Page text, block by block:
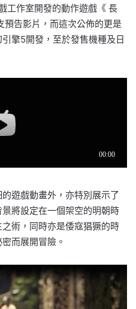
工作室開發的動作遊戲《 長
預告影片，而這次公佈的更是
擎5開發，至於發售機種及日
遊戲動畫外，亦特別展示了
將設定在一個架空的明朝時
術，同時亦是倭寇猖獗的時
而展開冒險。